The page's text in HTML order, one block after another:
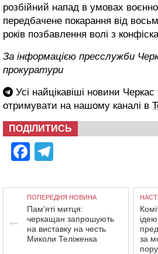
розбійний напад в умовах
передбачене покарання від
років позбавлення волі з
За інформацією пресслужби
прокуратури
Усі найцікавіші новини
отримувати на нашому каналі в
ПОДІЛИТИСЬ
Facebook
ПОПЕРЕДНЯ НОВИНА
Пам’яті митця:
черкащан запрошують
на виставку на честь
Миколи Теліженка
за